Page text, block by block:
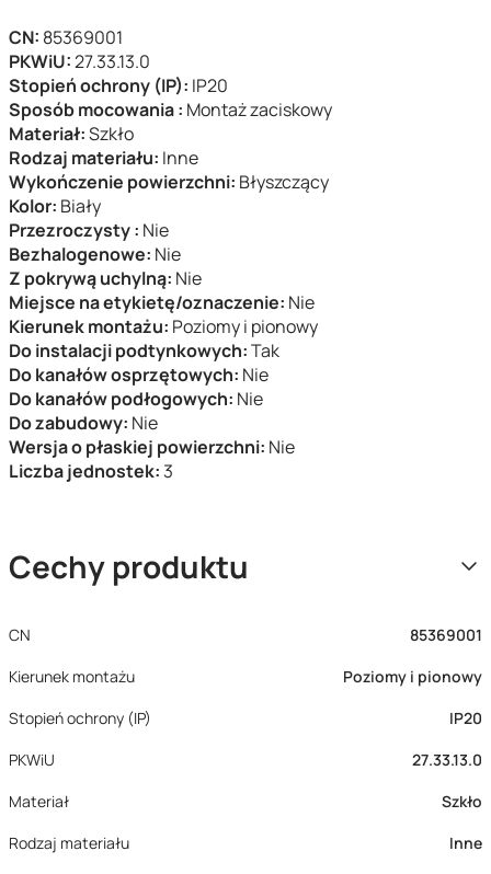
CN: 85369001
PKWiU:27.33.13.0
Stopień ochrony (IP): IP20
Sposób mocowania : Montaż zaciskowy
Materiał:Szkło
Rodzaj materiału: Inne
Wykończenie powierzchni: Błyszczący
Kolor: Biały
Przezroczysty : Nie
Bezhalogenowe: Nie
Z pokrywą uchylną: Nie
Miejsce na etykietę/oznaczenie: Nie
Kierunek montażu: Poziomy i pionowy
Do instalacji podtynkowych:Tak
Do kanałów osprzętowych: Nie
Do kanałów podłogowych: Nie
Do zabudowy: Nie
Wersja o płaskiej powierzchni: Nie
Liczba jednostek: 3
Cechy produktu
CN
85369001
Kierunek montażu
Poziomy i pionowy
Stopień ochrony (IP)
IP20
PKWiU
27.33.13.0
Materiał
Szkło
Rodzaj materiału
Inne